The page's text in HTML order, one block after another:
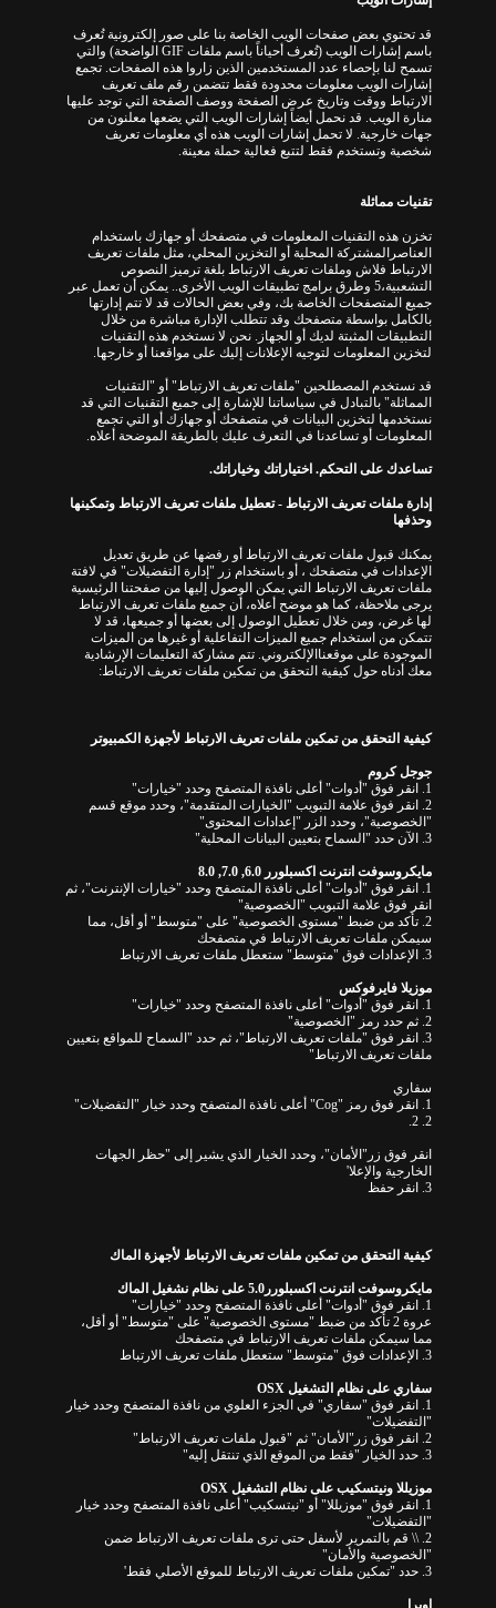
قد تحتوي بعض صفحات الويب الخاصة بنا على صور إلكترونية تُعرف
باسم إشارات الويب (تُعرف أحياناً باسم ملفاتGIF الواضحة) والتي
تسمح لنا بإحصاء عدد المستخدمين الذين زاروا هذه الصفحات.تجمع
إشارات الويب معلومات محدودة فقط تتضمن رقم ملف تعريف
الارتباط ووقت وتاريخ عرض الصفحة ووصف الصفحة التي توجد عليها
منارة الويب. قد نحمل أيضاً إشارات الويب التي يضعها معلنون من
جهات خارجية. لا تحمل إشارات الويب هذه أي معلومات تعريف
شخصية وتستخدم فقط لتتبع فعالية حملة معينة.
تقنيات مماثلة
تخزن هذه التقنيات المعلومات في متصفحك أو جهازك باستخدام
العناصرالمشتركة المحلية أو التخزين المحلي، مثل ملفات تعريف
الارتباط فلاش وملفات تعريف الارتباط بلغة ترميز النصوص
التشعبية،5
وطرق برامج تطبيقات الويب الأخرى..يمكن أن تعمل عبر
جميع المتصفحات الخاصة بك، وفي بعض الحالات قد لا تتم إدارتها
بالكامل بواسطة متصفحك وقد تتطلب الإدارة مباشرة من خلال
التطبيقات المثبتة لديك أو الجهاز .نحن لا نستخدم هذه التقنيات
لتخزين المعلومات لتوجيه الإعلانات إليك على مواقعنا أو خارجها.
قد نستخدم المصطلحين "ملفات تعريف الارتباط" أو " التقنيات
المماثلة"بالتبادل في سياساتنا للإشارة إلى جميع التقنيات التي قد
نستخدمها لتخزين البيانات في متصفحك أو جهازك أو التي تجمع
المعلومات أو تساعدنا في التعرف عليك بالطريقة الموضحة أعلاه.
تساعدك على التحكم. اختياراتك وخياراتك.
إدارة ملفات تعريف الارتباط-تعطيل ملفات تعريف الارتباط وتمكينها
وحذفها
يمكنك قبول ملفات تعريف الارتباط أو رفضها عن طريق تعديل
الإعدادات في متصفحك ، أو باستخدام زر " إدارة التفضيلات" في لافتة
ملفات تعريف الارتباط التي يمكن الوصول إليها من صفحتنا الرئيسية
يرجى ملاحظة، كما هو موضح أعلاه، أن جميع ملفات تعريف الارتباط
لها غرض، ومن خلال تعطيل الوصول إلى بعضها أو جميعها، قد لا
تتمكن من استخدام جميع الميزات التفاعلية أو غيرها من الميزات
الموجودة علىموقعناالإلكتروني.تتم مشاركة التعليمات الإرشادية
معك أدناه حول كيفية التحقق من تمكين ملفات تعريف الارتباط:
كيفية التحقق من تمكين ملفات تعريف الارتباط لأجهزة الكمبيوتر
جوجل كروم
1.
انقر فوق " أدوات" أعلى نافذة المتصفح وحدد "خيارات"
2.
انقر فوق علامة التبويب " الخيارات المتقدمة"، وحدد موقع قسم
" الخصوصية"، وحدد الزر " إعدادات المحتوى"
3.
الآن حدد " السماح بتعيين البيانات المحلية"
مايكروسوفت انترنت اكسبلورر6.0, 7.0, 8.0
1.
انقر فوق " أدوات" أعلى نافذة المتصفح وحدد "خيارات الإنترنت"، ثم
انقر فوق علامة التبويب " الخصوصية"
2. تأكد من ضبط "مستوى الخصوصية" على "متوسط" أو أقل، مما
سيمكن ملفات تعريف الارتباط في متصفحك
3.
الإعدادات فوق "متوسط" ستعطل ملفات تعريف الارتباط
موزيلا فايرفوكس
1.
انقر فوق " أدوات" أعلى نافذة المتصفح وحدد "خيارات"
2. ثم حدد رمز " الخصوصية"
3.
انقر فوق "ملفات تعريف الارتباط"، ثم حدد " السماح للمواقع بتعيين
ملفات تعريف الارتباط"
سفاري
1.
انقر فوق رمز "Cog" أعلى نافذة المتصفح وحدد خيار " التفضيلات"
2. 2.
انقر فوق زر " الأمان"، وحدد الخيار الذي يشير إلى "حظر الجهات
الخارجية والإعلا'
3.
انقر حفظ
كيفية التحقق من تمكين ملفات تعريف الارتباط لأجهزة الماك
مايكروسوفت انترنت اكسبلورر5.0 على نظام نشغيل الماك
1.
انقر فوق " أدوات" أعلى نافذة المتصفح وحدد "خيارات"
عروة 2
تأكد من ضبط "مستوى الخصوصية" على "متوسط" أو أقل،
مما سيمكن ملفات تعريف الارتباط في متصفحك
3.
الإعدادات فوق "متوسط" ستعطل ملفات تعريف الارتباط
سفاري على نظام التشغيلOSX
1.
انقر فوق "سفاري" في الجزء العلوي من نافذة المتصفح وحدد خيار
" التفضيلات"
2.
انقر فوق زر " الأمان"ثم "قبول ملفات تعريف الارتباط"
3. حدد الخيار "فقط من الموقع الذي تنتقل إليه"
موزيللا ونيتسكيب على نظام التشغيلOSX
1.
انقر فوق "موزيللا" أو "نيتسكيب" أعلى نافذة المتصفح وحدد خيار
" التفضيلات"
2. \\
قم بالتمرير لأسفل حتى ترى ملفات تعريف الارتباط ضمن
" الخصوصية والأمان"
3. حدد "تمكين ملفات تعريف الارتباط للموقع الأصلي فقط'
اوبرا